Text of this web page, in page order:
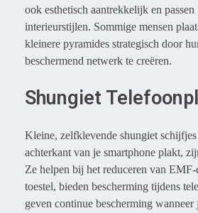
ook esthetisch aantrekkelijk en
interieurstijlen. Sommige mensen
kleinere pyramides strategisch door
beschermend netwerk te creëren.
Shungiet
Kleine, zelfklevende shungiet
achterkant van je smartphone plakt,
Ze helpen bij het reduceren van EMF-
toestel, bieden bescherming tijdens
geven continue bescherming